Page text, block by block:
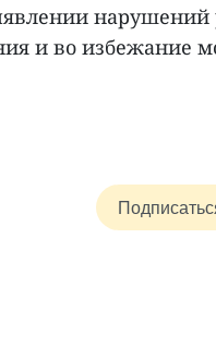
и во избежание